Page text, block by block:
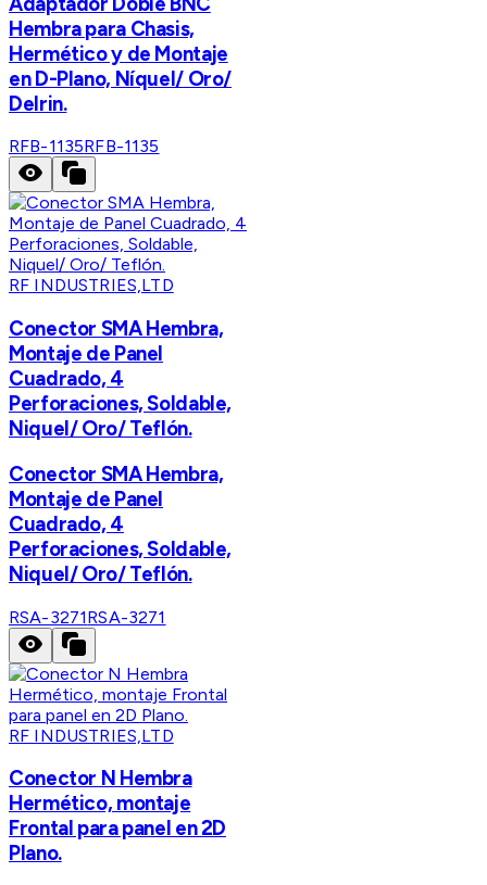
Hembra para Chasis,
Hermético y de Montaje
en D-Plano, Níquel/ Oro/
Delrin.
RFB-1135RFB-1135
RF INDUSTRIES,LTD
Conector SMA Hembra,
Montaje de Panel
Cuadrado, 4
Perforaciones, Soldable,
Niquel/ Oro/ Teflón.
Conector SMA Hembra,
Montaje de Panel
Cuadrado, 4
Perforaciones, Soldable,
Niquel/ Oro/ Teflón.
RSA-3271RSA-3271
RF INDUSTRIES,LTD
Conector N Hembra
Hermético, montaje
Frontal para panel en 2D
Plano.